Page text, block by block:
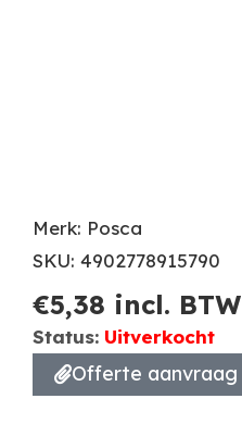
Merk: Posca
SKU: 4902778915790
€5,38 incl. BTW
Status: Uitverkocht
Offerte aanvraag